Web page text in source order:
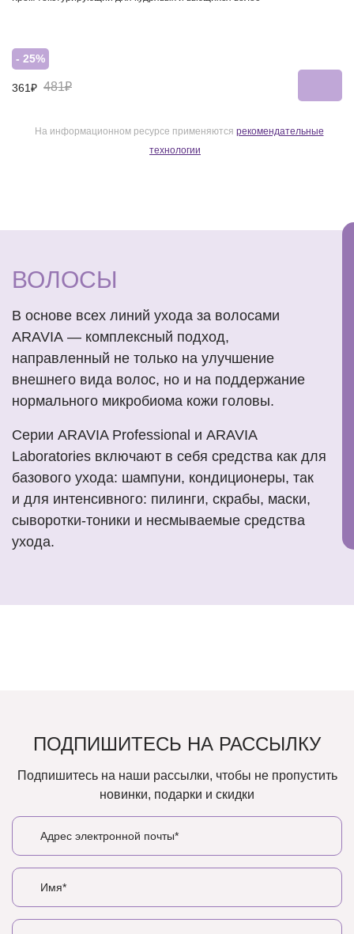
- 25%
361₽ 481₽
На информационном ресурсе применяются рекомендательные
технологии
ВОЛОСЫ
В основе всех линий ухода за волосами
ARAVIA — комплексный подход,
направленный не только на улучшение
внешнего вида волос, но и на поддержание
нормального микробиома кожи головы.
Серии ARAVIA Professional и ARAVIA
Laboratories включают в себя средства как для
базового ухода: шампуни, кондиционеры, так
и для интенсивного: пилинги, скрабы, маски,
сыворотки-тоники и несмываемые средства
ухода.
ПОДПИШИТЕСЬ НА РАССЫЛКУ
Подпишитесь на наши рассылки, чтобы не пропустить
новинки, подарки и скидки